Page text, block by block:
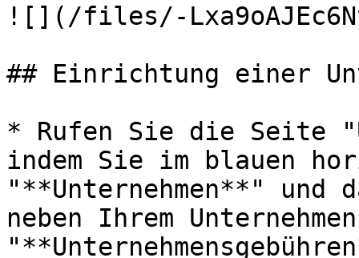
![](/files/-
## Einrichtung einer
* Rufen Sie die Seite
indem Sie im blauen
"**Unternehmen**"
neben Ihrem